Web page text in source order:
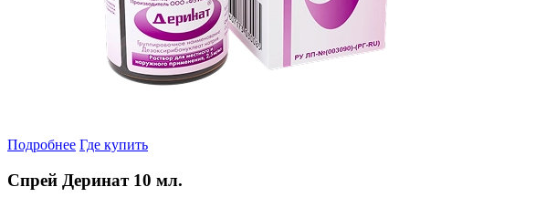
Подробнее Где купить
Спрей Деринат 10 мл.